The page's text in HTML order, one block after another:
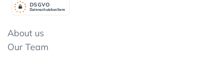
Datenschutzkonform
DSGVO
About us
Our Team